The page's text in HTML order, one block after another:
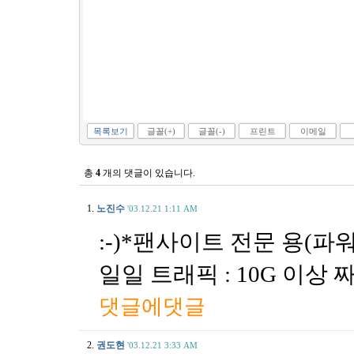
목록보기 글꼴(+) 글꼴(-) 프린트 이메일
총 4 개의 댓글이 있습니다.
1. 노진수 '03.12.21 1:11 AM
:-)*팬사이트 전문 용(파
일일 트래픽 : 10G 이상
댓글에댓글
2. 권도현 '03.12.21 3:33 AM